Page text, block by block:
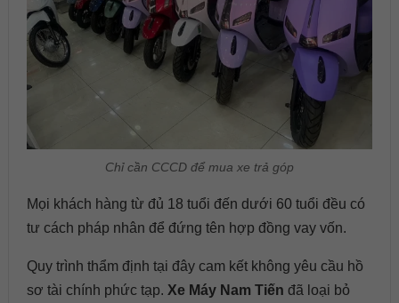
Chỉ cần CCCD để mua xe trả góp
Mọi khách hàng từ đủ 18 tuổi đến dưới 60 tuổi đều có
tư cách pháp nhân để đứng tên hợp đồng vay vốn.
Quy trình thẩm định tại đây cam kết không yêu cầu hồ
sơ tài chính phức tạp. Xe Máy Nam Tiến đã loại bỏ